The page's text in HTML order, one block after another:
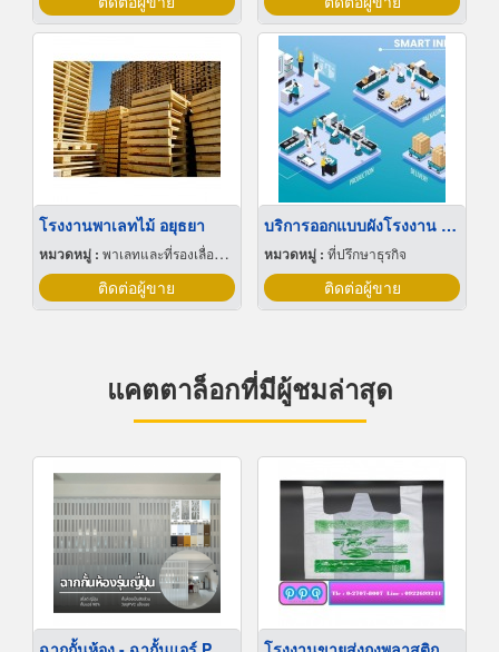
โรงงานพาเลทไม้ อยุธยา
หมวดหมู่ : พาเลทและที่รองเลื่อนกะบะ
ติดต่อผู้ขาย
บริการออกแบบผังโรงงาน Lay out
หมวดหมู่ : ที่ปรึกษาธุรกิจ
ติดต่อผู้ขาย
แคตตาล็อกที่มีผู้ชมล่าสุด